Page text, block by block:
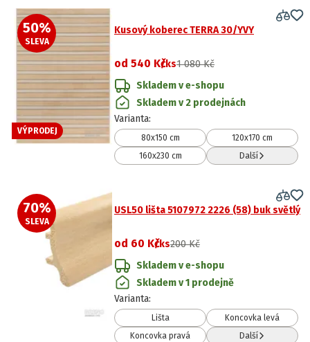
50%
SLEVA
VÝPRODEJ
Kusový koberec TERRA 30/YVY
od 540 Kč/ks1 080 Kč
Skladem v e-shopu
Skladem v 2 prodejnách
Varianta:
80x150 cm
120x170 cm
160x230 cm
Další
70%
SLEVA
USL50 lišta 5107972 2226 (58) buk světlý
od 60 Kč/ks200 Kč
Skladem v e-shopu
Skladem v 1 prodejně
Varianta:
Lišta
Koncovka levá
Koncovka pravá
Další